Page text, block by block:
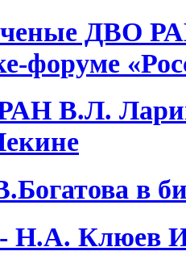
ДВО
форуме
В.Л.
в
- Н.А.